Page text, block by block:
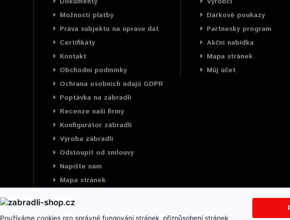
Možnosti platby
Práva subjektu na úpravu dat
Certifikáty
Kontakt
Obchodní podmínky
Ochrana osobních údajů GDPR
Poptávka na zábradlí
Recenze naší firmy
Konfigurátor zábradlí
Výroba zábradlí
Odstoupit od smlouvy
Napište nám
Mapa stránek
Dárkové poukazy
Partneský program
Akční nabídka
Mapa stránek
Můj účet
Používáme cookies pro správné fungování stránek, přizpůsobení stránek